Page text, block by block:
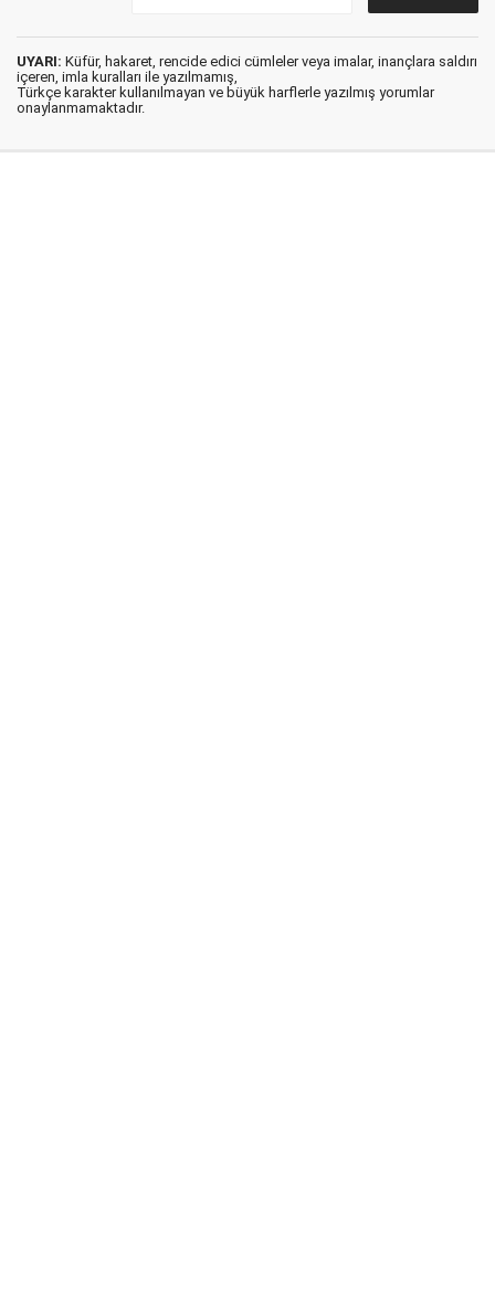
UYARI: Küfür, hakaret, rencide edici cümleler veya imalar, inançlara saldırı
içeren, imla kuralları ile yazılmamış,
Türkçe karakter kullanılmayan ve büyük harflerle yazılmış yorumlar
onaylanmamaktadır.